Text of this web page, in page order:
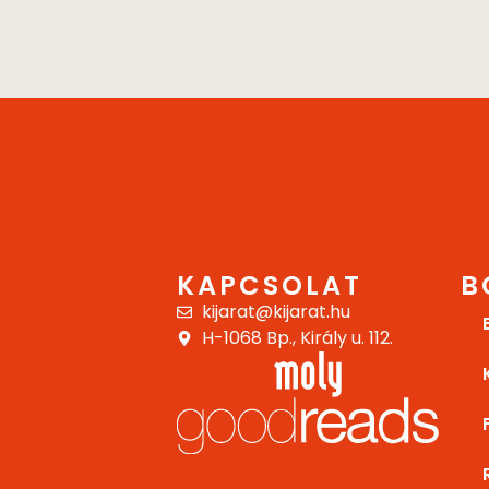
KAPCSOLAT
kijarat@kijarat.hu
H-1068 Bp., Király u. 112.